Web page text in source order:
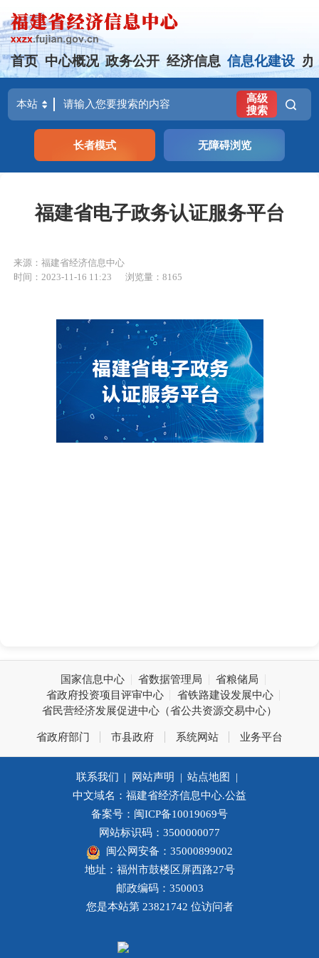
首页 中心概况 政务公开 经济信息 信息化建设 办
高级
搜索
长者模式 无障碍浏览
福建省电子政务认证服务平台
来源：福建省经济信息中心
时间：2023-11-16 11:23
浏览量：8165
国家信息中心 省数据管理局
省粮储局
省政府投资项目评审中心
省铁路建设发展中心
省民营经济发展促进中心（省公共资源交易中心）
省政府部门 市县政府 系统网站 业务平台
联系我们 | 网站声明 | 站点地图 |
中文域名：福建省经济信息中心.公益
备案号：闽ICP备10019069号
网站标识码：3500000077
闽公网安备：35000899002
地址：福州市鼓楼区屏西路27号
邮政编码：350003
您是本站第 23821742 位访问者